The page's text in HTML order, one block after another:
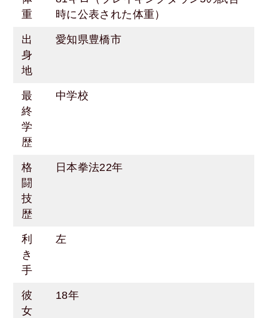
重
時に公表された体重）
出
身
地
愛知県豊橋市
最
終
学
歴
中学校
格
闘
技
歴
日本拳法22年
利
き
手
左
彼
女
18年